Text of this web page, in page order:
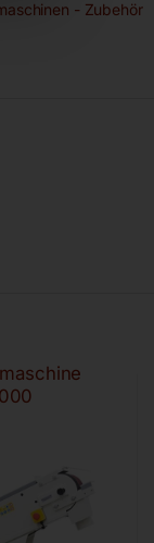
- Zubehör